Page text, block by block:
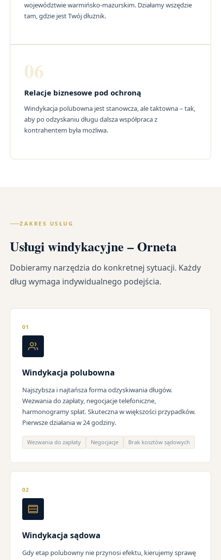
województwie warmińsko-mazurskim. Działamy wszędzie
tam, gdzie jest Twój dłużnik.
06
Relacje biznesowe pod ochroną
Windykacja polubowna jest stanowcza, ale taktowna – tak,
aby po odzyskaniu długu dalsza współpraca z
kontrahentem była możliwa.
ZAKRES USŁUG
Usługi windykacyjne – Orneta
Dobieramy narzędzia do konkretnej sytuacji. Każdy
dług wymaga indywidualnego podejścia.
01
Windykacja polubowna
Najszybsza i najtańsza forma odzyskiwania długów.
Wezwania do zapłaty, negocjacje telefoniczne,
harmonogramy spłat. Skuteczna w większości przypadków.
Pierwsze działania w 24 godziny.
Wezwania do zapłaty Negocjacje Brak kosztów sądowych
02
Windykacja sądowa
Gdy etap polubowny nie przynosi efektu, kierujemy sprawę